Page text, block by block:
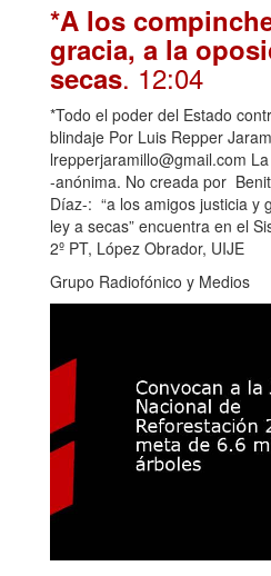
*A los
gracia, a la
secas. 12:04
*Todo el poder del Estado
blindaje Por Luis Repper
lrepperjaramillo@gmail.com
-anónima. No creada por
Díaz-: “a los amigos justicia y
ley a secas” encuentra en el
2º PT, López Obrador, UIJE
Grupo Radiofónico y Medios